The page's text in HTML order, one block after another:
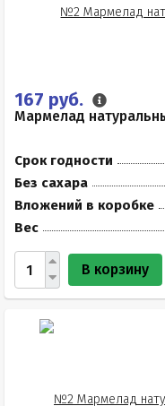
167 руб.
Мармелад
Срок годности
Без сахара
Вложений в коробке
Вес
В корзину